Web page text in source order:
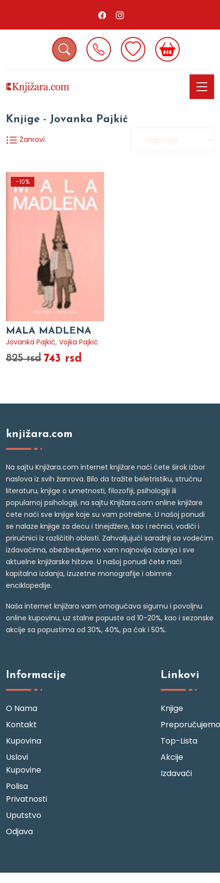
Knjige - Jovanka Pajkić
Žanrovi
-10%
MALA MADLENA
Jovanka Pajkić, Vojka Pajkić
825 rsd 743 rsd
knjižara.com
Na sajtu Knjižara.com internet knjižare naći ćete širok izbor
naslova iz svih žanrova. Bilo da tražite beletristiku, stručnu
literaturu, knjige o umetnosti, filozofiji, psihologiji ili
popularnoj psihologiji, na sajtu Knjižara.com online knjižare
ćete naći sve knjige koje su vam potrebne. U našoj ponudi
se nalaze knjige za decu i tinejdžere, kao i rečnici, vodiči i
priručnici iz različitih oblasti. Zahvaljujući saradnji sa vodećim
izdavačima, obezbeđujemo vam najnovija izdanja i sve
aktuelne knjižarske hitove. U našoj ponudi ćete naći
kapitalna izdanja, izuzetne monografije i obimne
enciklopedije.
Naša internet knjižara vam omogućava sigurnu i povoljnu
online kupovinu, uz stalne popuste od 10-20%, kao i sezonske
akcije sa popustima od 30%, 40%, pa čak i 50%.
Informacije
O Nama
Kontakt
Kupovina
Uslovi
Kupovine
Polisa
Privatnosti
Uputstvo
Odjava
Linkovi
Knjige
Preporučujemo
Top-Lista
Akcije
Izdavači